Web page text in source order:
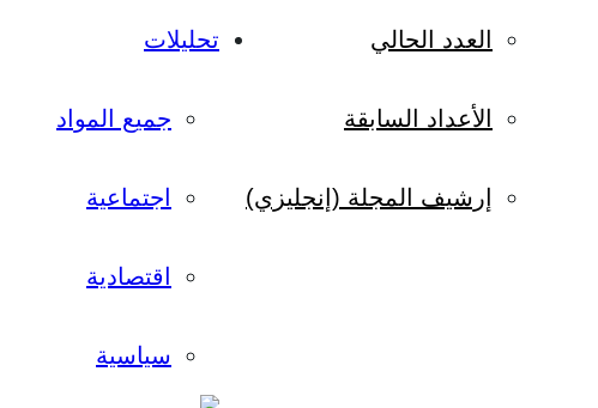
العدد الحالي
الأعداد السابقة
إرشيف المجلة (إنجليزي)
تحليلات
جميع المواد
اجتماعية
اقتصادية
سياسية